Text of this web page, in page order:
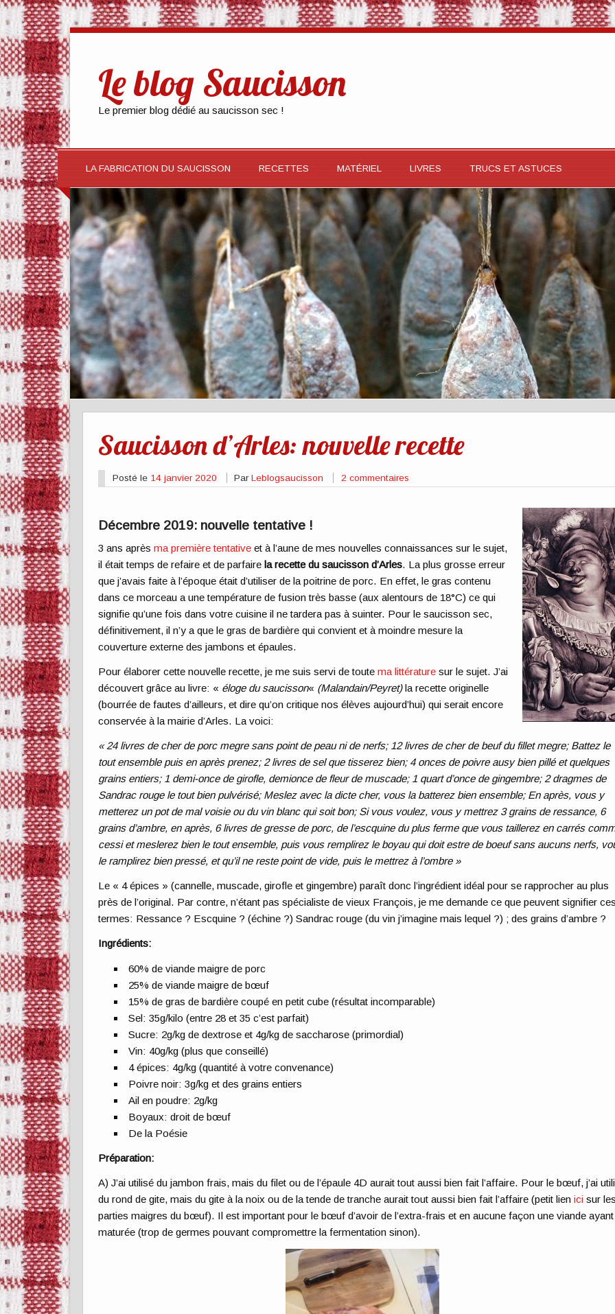
Le blog Saucisson
Le premier blog dédié au saucisson sec !
LA FABRICATION DU SAUCISSON RECETTES MATÉRIEL LIVRES TRUCS ET ASTUCES
Saucisson d’Arles: nouvelle recette
Posté le 14 janvier 2020 ParLeblogsaucisson 2 commentaires
Décembre 2019: nouvelle tentative !
3 ans aprèsma première tentative et à l’aune de mes nouvelles connaissances sur le sujet,
il était temps de refaire et de parfairela recette du saucisson d’Arles. La plus grosse erreur
que j’avais faite à l’époque était d’utiliser de la poitrine de porc. En effet, le gras contenu
dans ce morceau a une température de fusion très basse (aux alentours de 18°C) ce qui
signifie qu’une fois dans votre cuisine il ne tardera pas à suinter. Pour le saucisson sec,
définitivement, il n’y a que le gras de bardière qui convient et à moindre mesure la
couverture externe des jambons et épaules.
Pour élaborer cette nouvelle recette, je me suis servi de toutema littérature sur le sujet. J’ai
découvert grâce au livre: « éloge du saucisson« (Malandain/Peyret)la recette originelle
(bourrée de fautes d’ailleurs, et dire qu’on critique nos élèves aujourd’hui) qui serait encore
conservée à la mairie d’Arles. La voici:
« 24 livres de cher de porc megre sans point de peau ni de nerfs; 12 livres de cher de beuf du fillet megre; Battez le
tout ensemble puis en après prenez; 2 livres de sel que tisserez bien; 4 onces de poivre ausy bien pillé et quelques
grains entiers; 1 demi-once de girofle, demionce de fleur de muscade; 1 quart d’once de gingembre; 2 dragmes de
Sandrac rouge le tout bien pulvérisé; Meslez avec la dicte cher, vous la batterez bien ensemble; En après, vous y
metterez un pot de mal voisie ou du vin blanc qui soit bon; Si vous voulez, vous y mettrez 3 grains de ressance, 6
grains d’ambre, en après, 6 livres de gresse de porc, de l’escquine du plus ferme que vous taillerez en carrés
cessi et meslerez bien le tout ensemble, puis vous remplirez le boyau qui doit estre de boeuf sans aucuns nerfs,
le ramplirez bien pressé, et qu’il ne reste point de vide, puis le mettrez à l’ombre »
Le « 4 épices » (cannelle, muscade, girofle et gingembre) paraît donc l’ingrédient idéal pour se rapprocher au plus
près de l’original. Par contre, n’étant pas spécialiste de vieux François, je me demande ce que peuvent signifier
termes: Ressance ? Escquine ? (échine ?) Sandrac rouge (du vin j’imagine mais lequel ?) ; des grains d’ambre ?
Ingrédients:
60% de viande maigre de porc
25% de viande maigre de bœuf
15% de gras de bardière coupé en petit cube (résultat incomparable)
Sel: 35g/kilo (entre 28 et 35 c’est parfait)
Sucre: 2g/kg de dextrose et 4g/kg de saccharose (primordial)
Vin: 40g/kg (plus que conseillé)
4 épices: 4g/kg (quantité à votre convenance)
Poivre noir: 3g/kg et des grains entiers
Ail en poudre: 2g/kg
Boyaux: droit de bœuf
De la Poésie
Préparation:
A) J’ai utilisé du jambon frais, mais du filet ou de l’épaule 4D aurait tout aussi bien fait l’affaire. Pour le bœuf, j’ai
du rond de gite, mais du gite à la noix ou de la tende de tranche aurait tout aussi bien fait l’affaire (petit lienici sur
parties maigres du bœuf). Il est important pour le bœuf d’avoir de l’extra-frais et en aucune façon une viande ayant
maturée (trop de germes pouvant compromettre la fermentation sinon).